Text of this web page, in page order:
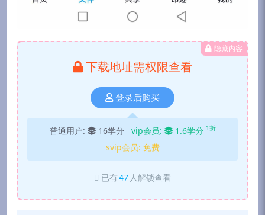
隐藏内容
下载地址需权限查看
登录后购买
普通用户: 16学分 vip会员: 1.6学分 1折
svip会员: 免费
已有47 人解锁查看